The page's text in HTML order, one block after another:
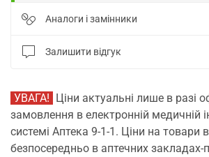
Аналоги і замінники
Залишити відгук
УВАГА! Ціни актуальні лише в разі
замовлення в електронній медичній
системі Аптека 9-1-1. Ціни на товари в
безпосередньо в аптечних